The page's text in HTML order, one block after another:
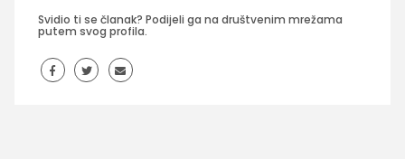
Svidio ti se članak? Podijeli ga na društvenim mrežama
putem svog profila.